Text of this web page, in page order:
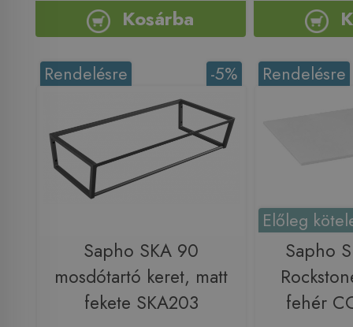
Kosárba
-5%
Rendelésre
Sapho SKA 90
mosdótartó keret, matt
fekete SKA203
Rendelésre
Előleg
Sapho
fehér